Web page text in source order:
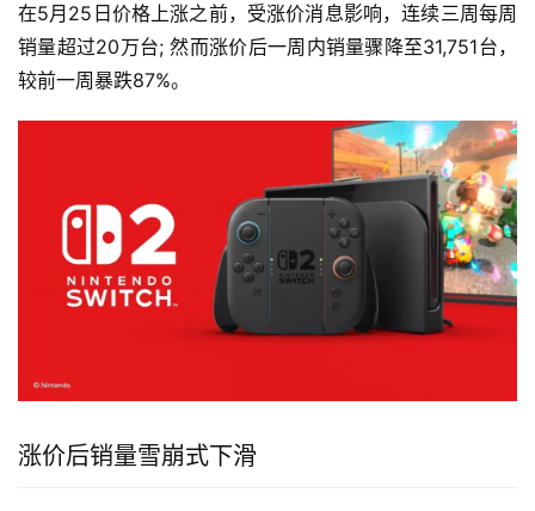
在5月25日价格上涨之前，受涨价消息影响，连续三周每周
销量超过20万台; 然而涨价后一周内销量骤降至31,751台，
较前一周暴跌87%。
涨价后销量雪崩式下滑